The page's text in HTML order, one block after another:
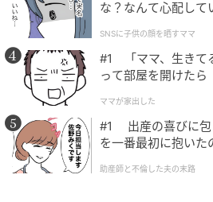
な？なんて心配して
SNSに子供の顔を晒すママ
#1 「ママ、生きて
って部屋を開けたら
ママが家出した
#1 出産の喜びに包
を一番最初に抱いた
助産師と不倫した夫の末路